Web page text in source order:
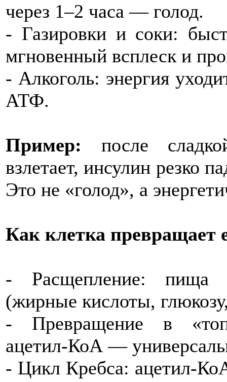
через 1–2 часа — голод.
- Газировки и соки:
мгновенный всплеск и
- Алкоголь: энергия
АТФ.
Пример: после
взлетает, инсулин резко
Это не «голод», а
Как клетка превращает
- Расщепление: пища
(жирные кислоты,
- Превращение в
ацетил‑КоА —
- Цикл Кребса: